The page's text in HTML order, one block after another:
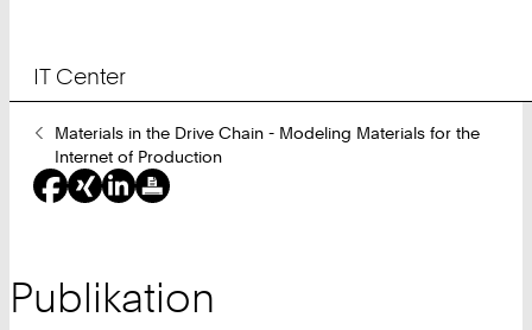
IT Center
Sie
sind
hier:
Materials in the Drive Chain - Modeling Materials for the
Internet of Production
Publikation